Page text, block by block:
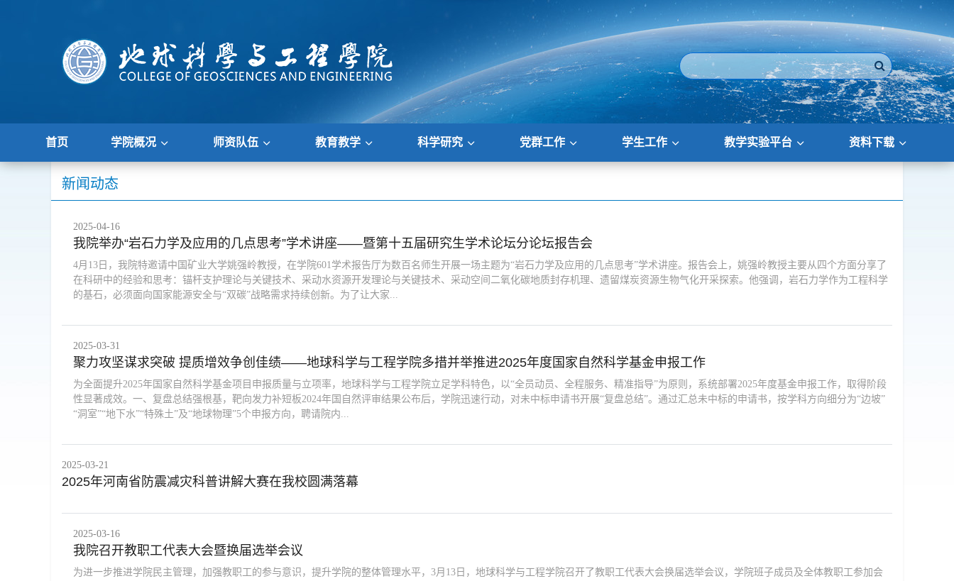
首页 学院概况 师资队伍 教育教学 科学研究 党群工作 学生工作 教学实验平台 资料下载
新闻动态
2025-04-16
我院举办“岩石力学及应用的几点思考”学术讲座——暨第十五届研究生学术论坛分论坛报告会
4月13日，我院特邀请中国矿业大学姚强岭教授，在学院601学术报告厅为数百名师生开展一场主题为“岩石力学及应用的几点思考”学术讲座。报告会上，姚强岭教授主要从四个方面分享了
在科研中的经验和思考：锚杆支护理论与关键技术、采动水资源开发理论与关键技术、采动空间二氧化碳地质封存机理、遗留煤炭资源生物气化开采探索。他强调，岩石力学作为工程科学
的基石，必须面向国家能源安全与“双碳”战略需求持续创新。为了让大家...
2025-03-31
聚力攻坚谋求突破 提质增效争创佳绩——地球科学与工程学院多措并举推进2025年度国家自然科学基金申报工作
为全面提升2025年国家自然科学基金项目申报质量与立项率，地球科学与工程学院立足学科特色，以“全员动员、全程服务、精准指导”为原则，系统部署2025年度基金申报工作，取得阶段
性显著成效。一、复盘总结强根基，靶向发力补短板2024年国自然评审结果公布后，学院迅速行动，对未中标申请书开展“复盘总结”。通过汇总未中标的申请书，按学科方向细分为“边坡”
“洞室”“地下水”“特殊土”及“地球物理”5个申报方向，聘请院内...
2025-03-21
2025年河南省防震减灾科普讲解大赛在我校圆满落幕
2025-03-16
我院召开教职工代表大会暨换届选举会议
为进一步推进学院民主管理，加强教职工的参与意识，提升学院的整体管理水平，3月13日，地球科学与工程学院召开了教职工代表大会换届选举会议，学院班子成员及全体教职工参加会